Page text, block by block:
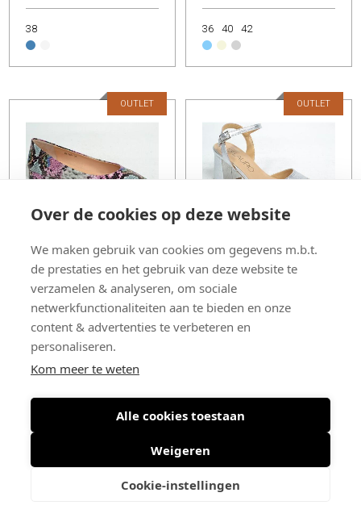
Over de cookies op deze website
We maken gebruik van cookies om gegevens m.b.t.
de prestaties en het gebruik van deze website te
verzamelen & analyseren, om sociale
netwerkfunctionaliteiten aan te bieden en onze
content & advertenties te verbeteren en
personaliseren.
Kom meer te weten
Alle cookies toestaan
Weigeren
Cookie-instellingen
38 36 40 42
DI LAURO
€ 130
€ 65
OUTLET
38 39
DI LAURO
€ 130
€ 65
OUTLET
37
OUTLET